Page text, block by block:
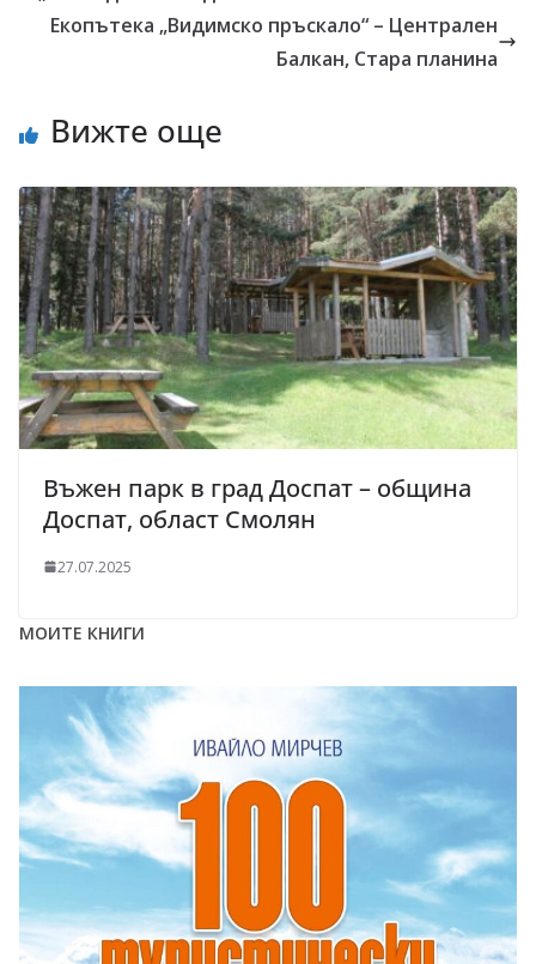
Екопътека „Видимско пръскало“ – Централен
Балкан, Стара планина
Вижте още
Въжен парк в град Доспат – община
Доспат, област Смолян
27.07.2025
МОИТЕ КНИГИ